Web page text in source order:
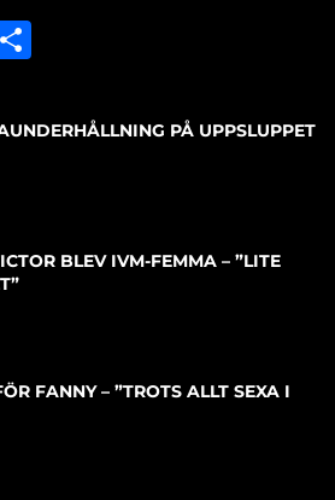
PÅ UPPSLUPPET
BLEV IVM-FEMMA – ”LITE
FANNY – ”TROTS ALLT SEXA I